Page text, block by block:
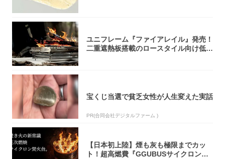
ユニフレーム『ファイアレイル』発売！
二重遮熱板搭載のロースタイル向け低型
宝くじ当選で貧乏女性が人生変えた実話
PR(合同会社デジタルファーム )
【日本初上陸】煙も灰も極限までカッ
ト！超高燃費『GGUBUSサイクロン焚